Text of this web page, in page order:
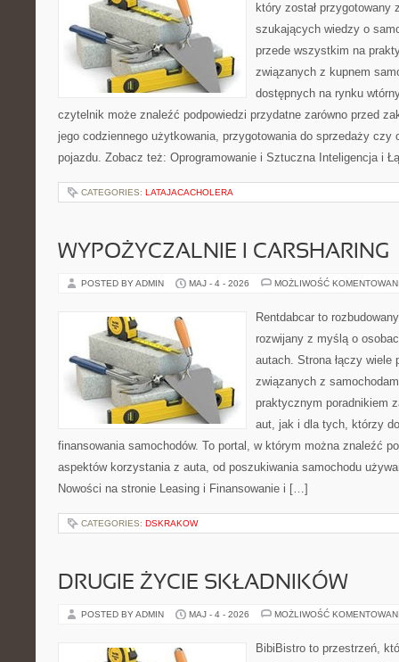
który został przygotowany
szukających wiedzy o
przede wszystkim na
związanych z kupnem
dostępnych na rynku
czytelnik może znaleźć podpowiedzi przydatne zarówno przed
jego codziennego użytkowania, przygotowania do sprzedaży czy
pojazdu. Zobacz też: Oprogramowanie i Sztuczna Inteligencja i
CATEGORIES: LATAJACACHOLERA
WYPOŻYCZALNIE I CARSHARING
POSTED BY ADMIN MAJ - 4 - 2026 MOŻLIWOŚĆ
Rentdabcar to
rozwijany z myślą o
autach. Strona łączy wiele
związanych z
praktycznym poradnikiem
aut, jak i dla tych, którzy
finansowania samochodów. To portal, w którym można znaleźć
aspektów korzystania z auta, od poszukiwania samochodu
Nowości na stronie Leasing i Finansowanie i […]
CATEGORIES: DSKRAKOW
DRUGIE ŻYCIE SKŁADNIKÓW
POSTED BY ADMIN MAJ - 4 - 2026 MOŻLIWOŚĆ
BibiBistro to przestrzeń,